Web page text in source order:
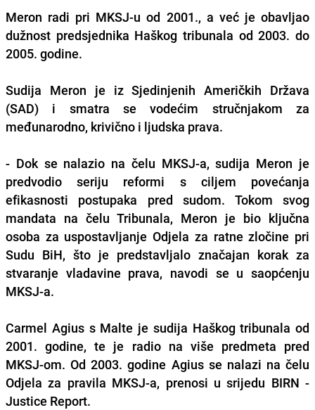
Meron radi pri MKSJ-u od 2001., a već je obavljao
dužnost predsjednika Haškog tribunala od 2003. do
2005. godine.
Sudija Meron je iz Sjedinjenih Američkih Država
(SAD) i smatra se vodećim stručnjakom za
međunarodno, krivično i ljudska prava.
- Dok se nalazio na čelu MKSJ-a, sudija Meron je
predvodio seriju reformi s ciljem povećanja
efikasnosti postupaka pred sudom. Tokom svog
mandata na čelu Tribunala, Meron je bio ključna
osoba za uspostavljanje Odjela za ratne zločine pri
Sudu BiH, što je predstavljalo značajan korak za
stvaranje vladavine prava, navodi se u saopćenju
MKSJ-a.
Carmel Agius s Malte je sudija Haškog tribunala od
2001. godine, te je radio na više predmeta pred
MKSJ-om. Od 2003. godine Agius se nalazi na čelu
Odjela za pravila MKSJ-a, prenosi u srijedu BIRN -
Justice Report.